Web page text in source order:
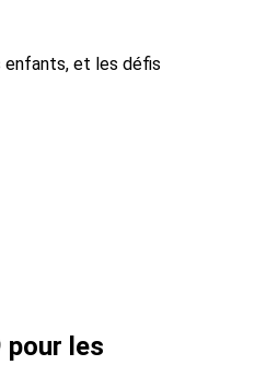
pour les